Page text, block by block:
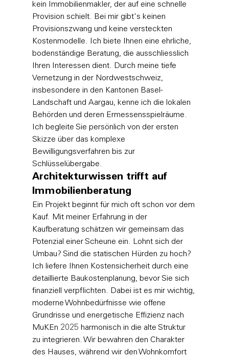
kein Immobilienmakler, der auf eine schnelle
Provision schielt. Bei mir gibt's keinen
Provisionszwang und keine versteckten
Kostenmodelle. Ich biete Ihnen eine ehrliche,
bodenständige Beratung, die ausschliesslich
Ihren Interessen dient. Durch meine tiefe
Vernetzung in der Nordwestschweiz,
insbesondere in den Kantonen Basel-
Landschaft und Aargau, kenne ich die lokalen
Behörden und deren Ermessensspielräume.
Ich begleite Sie persönlich von der ersten
Skizze über das komplexe
Bewilligungsverfahren bis zur
Schlüsselübergabe.
Architekturwissen trifft auf
Immobilienberatung
Ein Projekt beginnt für mich oft schon vor dem
Kauf. Mit meiner Erfahrung in der
Kaufberatung schätzen wir gemeinsam das
Potenzial einer Scheune ein. Lohnt sich der
Umbau? Sind die statischen Hürden zu hoch?
Ich liefere Ihnen Kostensicherheit durch eine
detaillierte Baukostenplanung, bevor Sie sich
finanziell verpflichten. Dabei ist es mir wichtig,
moderne Wohnbedürfnisse wie offene
Grundrisse und energetische Effizienz nach
MuKEn 2025 harmonisch in die alte Struktur
zu integrieren. Wir bewahren den Charakter
des Hauses, während wir den Wohnkomfort